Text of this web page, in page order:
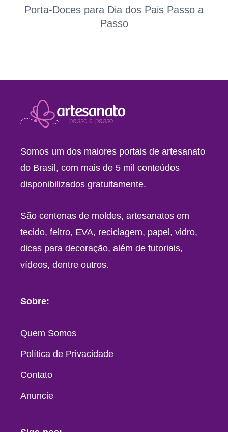
Porta-Doces para Dia dos Pais Passo a
Passo
Somos um dos maiores portais de artesanato
do Brasil, com mais de 5 mil conteúdos
disponibilizados gratuitamente.
São centenas de moldes, artesanatos em
tecido, feltro, EVA, reciclagem, papel, vidro,
dicas para decoração, além de tutoriais,
vídeos, dentre outros.
Sobre:
Quem Somos
Política de Privacidade
Contato
Anuncie